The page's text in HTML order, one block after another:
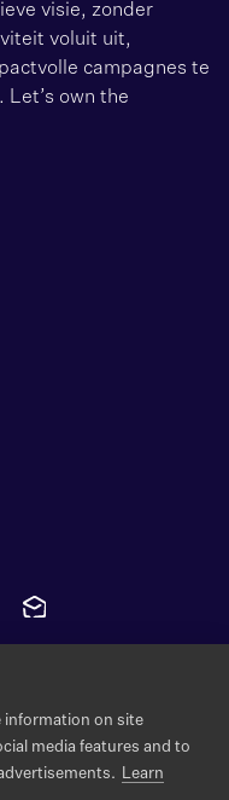
visie, zonder
voluit uit,
campagnes te
Let’s own the
information on site
media features and to
Learn